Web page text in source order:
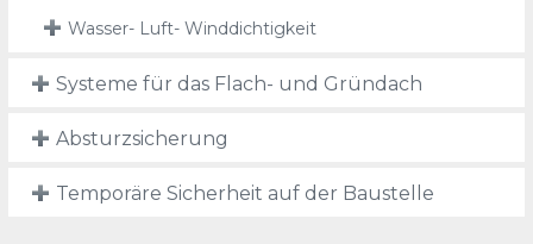
Wasser- Luft- Winddichtigkeit
Systeme für das Flach- und Gründach
Absturzsicherung
Temporäre Sicherheit auf der Baustelle